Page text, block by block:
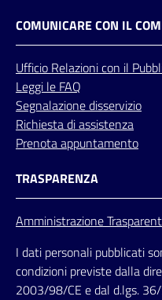
COMUNICARE CON IL
Ufficio Relazionicon il
Leggi le FAQ
Segnalazione disservizio
Richiesta di assistenza
Prenota appuntamento
TRASPARENZA
Amministrazione
I dati personali pubblicati
condizioni previste dalla
2003/98/CE e dal d.lgs.